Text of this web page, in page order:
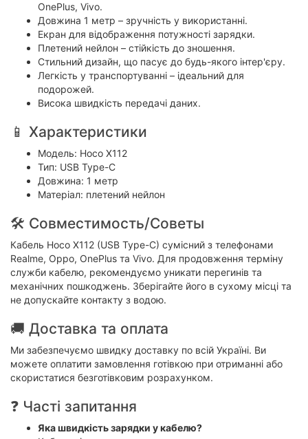
OnePlus, Vivo.
Довжина 1 метр – зручність у використанні.
Екран для відображення потужності зарядки.
Плетений нейлон – стійкість до зношення.
Стильний дизайн, що пасує до будь-якого інтер'єру.
Легкість у транспортуванні – ідеальний для
подорожей.
Висока швидкість передачі даних.
📱 Характеристики
Модель: Hoco X112
Тип: USB Type-C
Довжина: 1 метр
Матеріал: плетений нейлон
🛠 Совместимость/Советы
Кабель Hoco X112 (USB Type-C) сумісний з телефонами
Realme, Oppo, OnePlus та Vivo. Для продовження терміну
служби кабелю, рекомендуємо уникати перегинів та
механічних пошкоджень. Зберігайте його в сухому місці та
не допускайте контакту з водою.
🚚 Доставка та оплата
Ми забезпечуємо швидку доставку по всій Україні. Ви
можете оплатити замовлення готівкою при отриманні або
скористатися безготівковим розрахунком.
❓ Часті запитання
Яка швидкість зарядки у кабелю?